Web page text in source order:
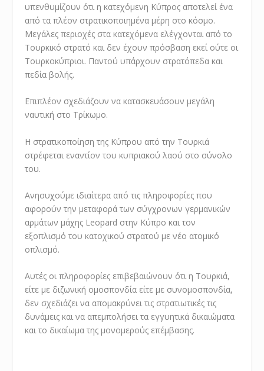
υπενθυμίζουν ότι η κατεχόμενη Κύπρος αποτελεί ένα
από τα πλέον στρατικοποιημένα μέρη στο κόσμο.
Μεγάλες περιοχές στα κατεχόμενα ελέγχονται από το
Τουρκικό στρατό και δεν έχουν πρόσβαση εκεί ούτε οι
Τουρκοκύπριοι. Παντού υπάρχουν στρατόπεδα και
πεδία βολής.
Επιπλέον σχεδιάζουν να κατασκευάσουν μεγάλη
ναυτική στο Τρίκωμο.
Η στρατικοποίηση της Κύπρου από την Τουρκιά
στρέφεται εναντίον του κυπριακού λαού στο σύνολο
του.
Ανησυχούμε ιδιαίτερα από τις πληροφορίες που
αφορούν την μεταφορά των σύγχρονων γερμανικών
αρμάτων μάχης Leopard στην Κύπρο και τον
εξοπλισμό του κατοχικού στρατού με νέο ατομικό
οπλισμό.
Αυτές οι πληροφορίες επιβεβαιώνουν ότι η Τουρκιά,
είτε με διζωνική ομοσπονδία είτε με συνομοσπονδία,
δεν σχεδιάζει να απομακρύνει τις στρατιωτικές τις
δυνάμεις και να απεμπολήσει τα εγγυητικά δικαιώματα
και το δικαίωμα της μονομερούς επέμβασης.